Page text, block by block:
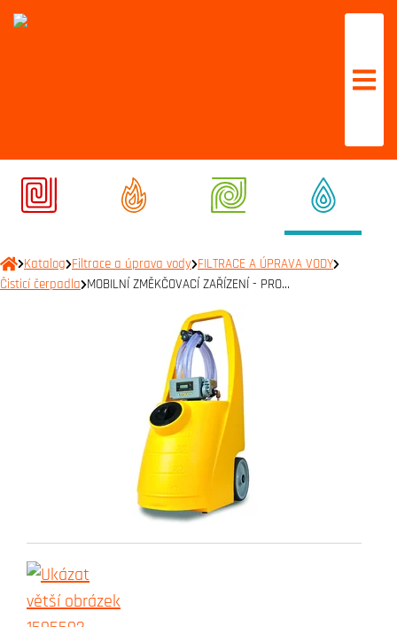
Katalog Filtrace a úprava vody FILTRACE A ÚPRAVA VODY
Čisticí čerpadla MOBILNÍ ZMĚKČOVACÍ ZAŘÍZENÍ - PRO…